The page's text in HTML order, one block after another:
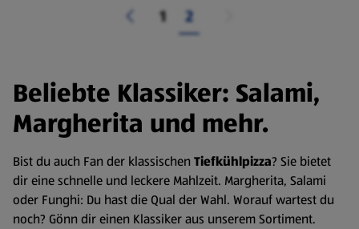
1 2
Beliebte Klassiker: Salami,
Margherita und mehr.
Bist du auch Fan der klassischen Tiefkühlpizza? Sie bietet
dir eine schnelle und leckere Mahlzeit. Margherita, Salami
oder Funghi: Du hast die Qual der Wahl. Worauf wartest du
noch? Gönn dir einen Klassiker aus unserem Sortiment.